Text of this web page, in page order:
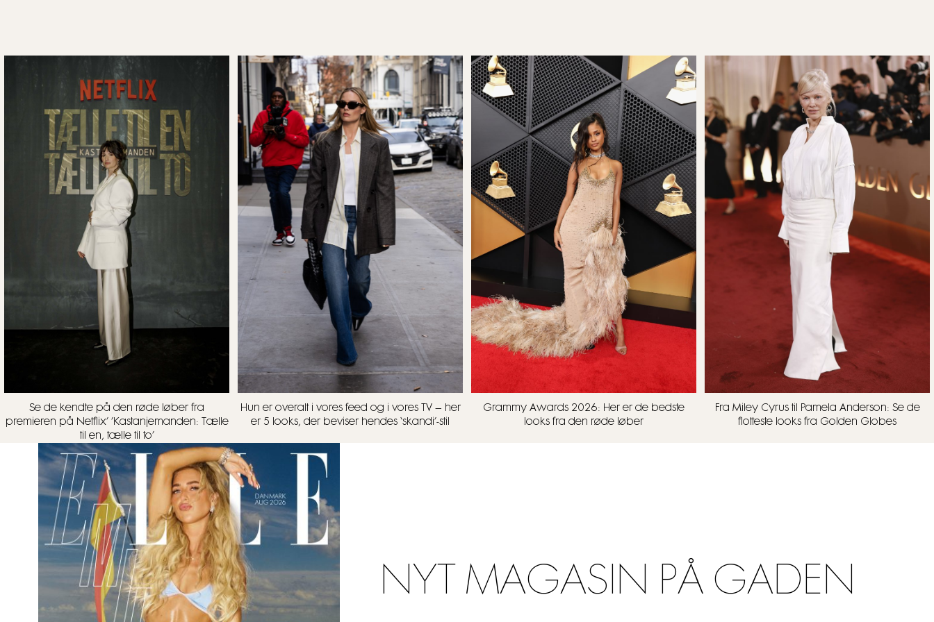
Se de kendte på den røde løber fra
premieren på Netflix’ ’Kastanjemanden: Tælle
til en, tælle til to’
Hun er overalt i vores feed og i vores TV – her
er 5 looks, der beviser hendes ‘skandi’-stil
Grammy Awards 2026: Her er de bedste
looks fra den røde løber
Fra Miley Cyrus til Pamela Anderson: Se de
flotteste looks fra Golden Globes
NYT MAGASIN PÅ GADEN